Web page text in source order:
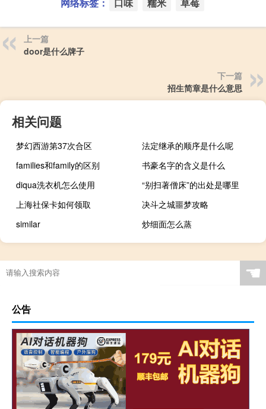
上一篇
door是什么牌子
下一篇
招生简章是什么意思
相关问题
梦幻西游第37次合区
法定继承的顺序是什么呢
families和family的区别
书豪名字的含义是什么
diqua洗衣机怎么使用
“别扫著僧床”的出处是哪里
上海社保卡如何领取
决斗之城噩梦攻略
similar
炒细面怎么蒸
☚
公告